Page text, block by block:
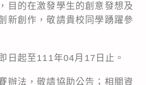
目的在激發學生的創意發想及
新創作，敬請貴校同學踴躍參
日起至111年04月17日止。
辦法，敬請協助公告；相關資